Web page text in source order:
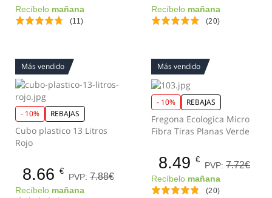
Recíbelo mañana
(11)
Recíbelo mañana
(20)
Más vendido
- 10% REBAJAS
Cubo plastico 13 Litros
Rojo
8.66 €
PVP: 7.88€
Recíbelo mañana
Más vendido
- 10% REBAJAS
Fregona Ecologica Micro
Fibra Tiras Planas Verde
8.49 €
PVP: 7.72€
Recíbelo mañana
(20)